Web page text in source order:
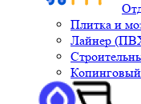
Плитка и
Лайнер